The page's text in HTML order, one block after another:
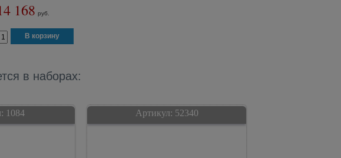
168 руб.
в наборах:
1084 Артикул: 52340